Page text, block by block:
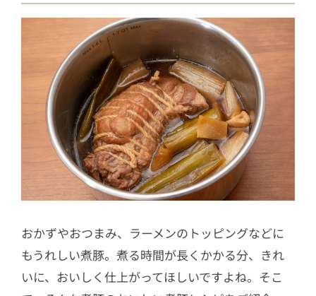
おかずやおつまみ、ラーメンのトッピングなどに
もうれしい煮豚。煮る時間が長くかかる分、きれ
いに、おいしく仕上がってほしいですよね。そこ